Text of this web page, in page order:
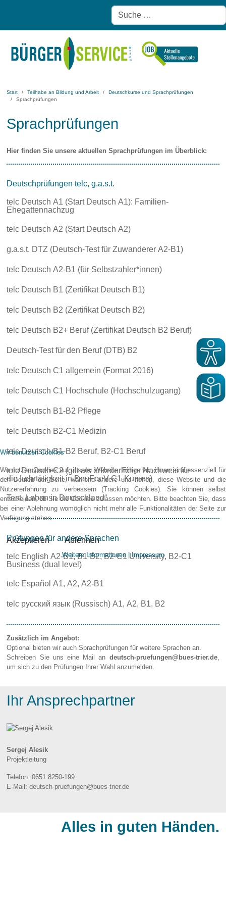
Start Teilhabe an Bildung und Arbeit
Deutschkurse und Sprachprüfungen
Sprachprüfungen
Sprachprüfungen
Hier finden Sie unsere aktuellen Sprachprüfungen im Überblick:
Deutschprüfungen telc, g.a.s.t.
telc Deutsch A1 (Start Deutsch A1): Familien-
Ehegattennachzug
telc Deutsch A2 (Start Deutsch A2)
g.a.s.t. DTZ (Deutsch-Test für Zuwanderer A2-B1)
telc Deutsch A2-B1 (für Selbstzahler*innen)
telc Deutsch B1 (Zertifikat Deutsch B1)
telc Deutsch B2 (Zertifikat Deutsch B2)
telc Deutsch B2+ Beruf (Zertifikat Deutsch B2 Beruf)
Deutsch-Test für den Beruf (DTB) B2
telc Deutsch C1 allgemein (Format 2016)
telc Deutsch C1 Hochschule (Hochschulzugang)
telc Deutsch B1-B2 Pflege
telc Deutsch B2-C1 Medizin
telc Deutsch B1-B2 Beruf, B2-C1 Beruf
telc Deutsch C2 (gilt als erforderlicher Nachweis für
die Lehrtätigkeit in DeuFoeV C1-Kursen)
Test „Leben in Deutschland“
Prüfungen für andere Sprachen
telc English A2-B1, B1-B2, B2-C1 University, B2-C1
Business (dual level)
telc Español A1, A2, A2-B1
telc русский язык (Russisch) A1, A2, B1, B2
Zusätzlich im Angebot:
Optional bieten wir auch Sprachprüfungen für weitere Sprachen an.
Schreiben Sie uns eine Mail an deutsch-pruefungen@bues-trier.de,
um sich zu den Prüfungen Ihrer Wahl anzumelden.
Ihr Ansprechpartner
Sergej Alesik
Projektleitung
Telefon:0651 8250-199
E-Mail:deutsch-pruefungen@bues-trier.de
Alles in guten Händen.
Wir benutzen Cookies
Wir nutzen Cookies auf unserer Website. Einige von ihnen sind essenziell für
den Betrieb der Seite, während andere uns helfen, diese Website und die
Nutzererfahrung zu verbessern (Tracking Cookies). Sie können selbst
entscheiden, ob Sie die Cookies zulassen möchten. Bitte beachten Sie, dass
bei einer Ablehnung womöglich nicht mehr alle Funktionalitäten der Seite zur
Verfügung stehen.
Akzeptieren Ablehnen
Weitere Informationen| Impressum